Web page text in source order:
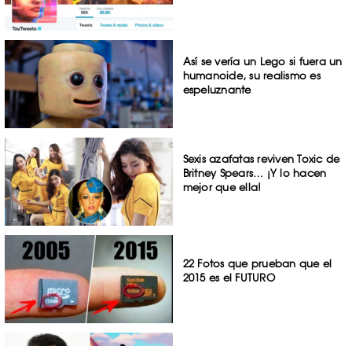
Así se vería un Lego si fuera un
humanoide, su realismo es
espeluznante
Sexis azafatas reviven Toxic de
Britney Spears… ¡Y lo hacen
mejor que ella!
22 Fotos que prueban que el
2015 es el FUTURO